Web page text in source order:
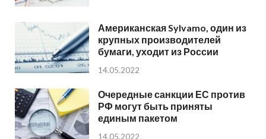
Американская Sylvamo, один из
крупных производителей
бумаги, уходит из России
14.05.2022
Очередные санкции ЕС против
РФ могут быть приняты
единым пакетом
14.05.2022